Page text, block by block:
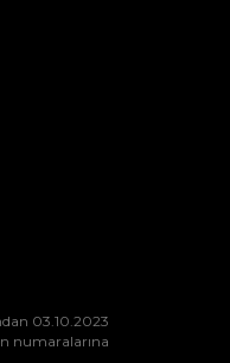
03.10.2023
numaralarına